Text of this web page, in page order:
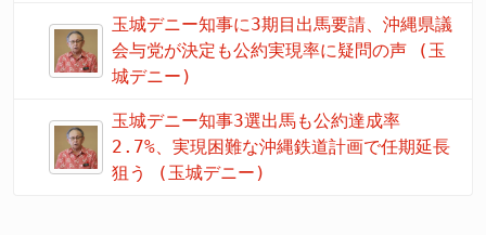
玉城デニー知事に3期目出馬要請、沖縄県議
会与党が決定も公約実現率に疑問の声 (玉
城デニー)
玉城デニー知事3選出馬も公約達成率
2.7%、実現困難な沖縄鉄道計画で任期延長
狙う (玉城デニー)